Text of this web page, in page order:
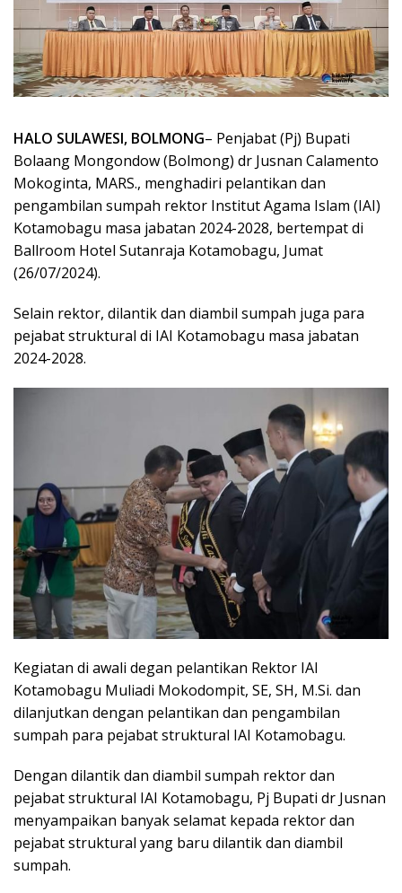
HALO SULAWESI, BOLMONG– Penjabat (Pj) Bupati
Bolaang Mongondow (Bolmong) dr Jusnan Calamento
Mokoginta, MARS., menghadiri pelantikan dan
pengambilan sumpah rektor Institut Agama Islam (IAI)
Kotamobagu masa jabatan 2024-2028, bertempat di
Ballroom Hotel Sutanraja Kotamobagu, Jumat
(26/07/2024).
Selain rektor, dilantik dan diambil sumpah juga para
pejabat struktural di IAI Kotamobagu masa jabatan
2024-2028.
Kegiatan di awali degan pelantikan Rektor IAI
Kotamobagu Muliadi Mokodompit, SE, SH, M.Si. dan
dilanjutkan dengan pelantikan dan pengambilan
sumpah para pejabat struktural IAI Kotamobagu.
Dengan dilantik dan diambil sumpah rektor dan
pejabat struktural IAI Kotamobagu, Pj Bupati dr Jusnan
menyampaikan banyak selamat kepada rektor dan
pejabat struktural yang baru dilantik dan diambil
sumpah.